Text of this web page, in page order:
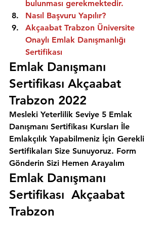
bulunması gerekmektedir.
Nasıl Başvuru Yapılır?
Akçaabat Trabzon Üniversite
Onaylı Emlak Danışmanlığı
Sertifikası
Emlak Danışmanı
Sertifikası Akçaabat
Trabzon 2022
Mesleki Yeterlilik Seviye 5 Emlak
Danışmanı Sertifikası Kursları İle
Emlakçılık Yapabilmeniz İçin Gerekli
Sertifikaları Size Sunuyoruz. Form
Gönderin Sizi Hemen Arayalım
Emlak Danışmanı
Sertifikası  Akçaabat
Trabzon